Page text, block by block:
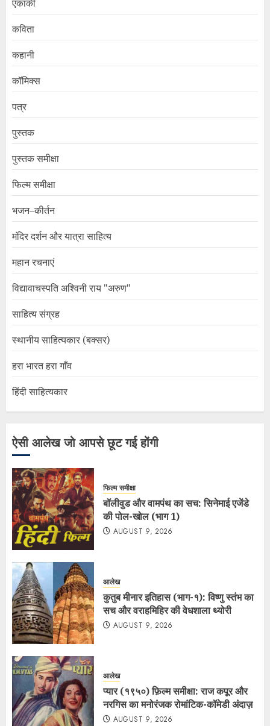
एकांकी
कविता
कहानी
कॉमिक्स
पत्र
पुस्तक
पुस्तक समीक्षा
फिल्म समीक्षा
भजन–कीर्तन
मंदिर दर्शन और यात्रा साहित्य
महान रचनाएं
विद्यावाचस्पति अश्विनी राय "अरुण"
साहित्य संग्रह
स्थानीय साहित्यकार (बक्सर)
हरा भारत हरा गाँव
हिंदी साहित्यकार
ऐसी आलेख जो आपसे छूट गई होंगी
फिल्म समीक्षा
बॉलीवुड और वामपंथ का सच: सिनेमाई एजेंडे
की पोल-खोल (भाग 1)
AUGUST 9, 2026
आलेख
कुतुब मीनार इतिहास (भाग-१): विष्णु स्तंभ का
सच और वराहमिहिर की वेधशाला थ्योरी
AUGUST 9, 2026
आलेख
प्यार (१९५०) फ़िल्म समीक्षा: राज कपूर और
नरगिस का मनोरंजक रोमांटिक-कॉमेडी अंदाज़
AUGUST 9, 2026